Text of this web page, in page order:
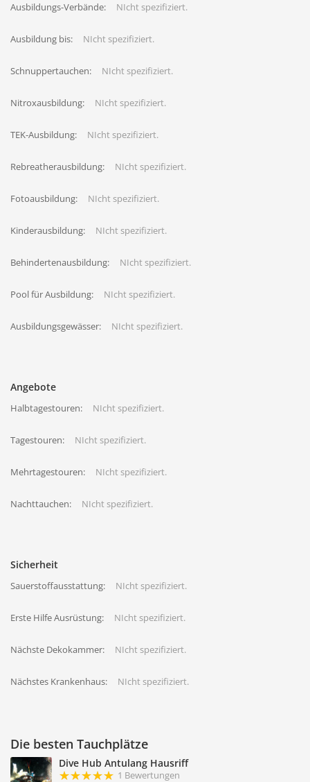
Ausbildungs-Verbände: NIcht spezifiziert.
Ausbildung bis: NIcht spezifiziert.
Schnuppertauchen: NIcht spezifiziert.
Nitroxausbildung: NIcht spezifiziert.
TEK-Ausbildung: NIcht spezifiziert.
Rebreatherausbildung: NIcht spezifiziert.
Fotoausbildung: NIcht spezifiziert.
Kinderausbildung: NIcht spezifiziert.
Behindertenausbildung: NIcht spezifiziert.
Pool für Ausbildung: NIcht spezifiziert.
Ausbildungsgewässer: NIcht spezifiziert.
Angebote
Halbtagestouren: NIcht spezifiziert.
Tagestouren: NIcht spezifiziert.
Mehrtagestouren: NIcht spezifiziert.
Nachttauchen: NIcht spezifiziert.
Sicherheit
Sauerstoffausstattung: NIcht spezifiziert.
Erste Hilfe Ausrüstung: NIcht spezifiziert.
Nächste Dekokammer: NIcht spezifiziert.
Nächstes Krankenhaus: NIcht spezifiziert.
Die besten Tauchplätze
Dive Hub Antulang Hausriff
1 Bewertungen